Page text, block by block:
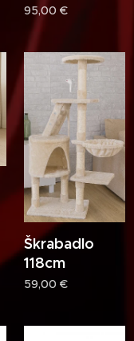
95,00 €
Škrabadlo
118cm
59,00 €